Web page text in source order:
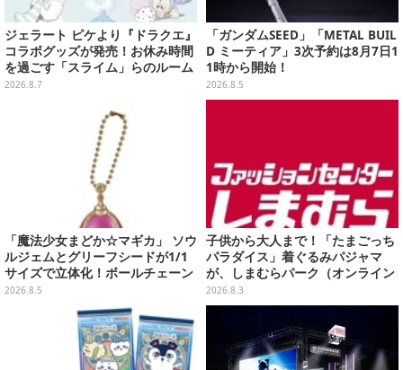
ジェラート ピケより『ドラクエ』
コラボグッズが発売！お休み時間
を過ごす「スライム」らのルーム
ウェア、雑貨など多数ラインナッ
2026.8.7
「ガンダムSEED」「METAL BUIL
D ミーティア」3次予約は8月7日1
1時から開始！
2026.8.5
「魔法少女まどか☆マギカ」 ソウ
ルジェムとグリーフシードが1/1
サイズで立体化！ボールチェーン
を外せばフィギュアとして飾れる
ガシャポン全6種
2026.8.5
子供から大人まで！「たまごっち
パラダイス」着ぐるみパジャマ
が、しまむらパーク（オンライン
ストア）にて受注生産
2026.8.3